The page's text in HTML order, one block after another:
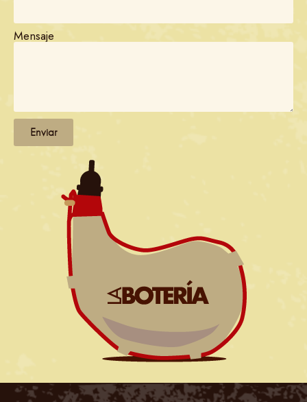
Mensaje
Enviar